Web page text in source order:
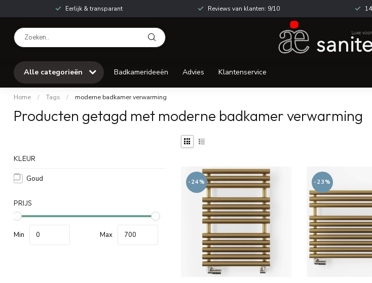
Eerlijk & transparant Reviews van klanten: 9/10
Alle categorieën Badkamerideeën Advies Klantenservice
Home / Tags / moderne badkamer verwarming
Producten getagd met moderne badkamer verwarming
KLEUR
Goud
PRIJS
Min Max
-24% -23%